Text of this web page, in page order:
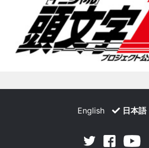
English 日本語
Twitter Facebook